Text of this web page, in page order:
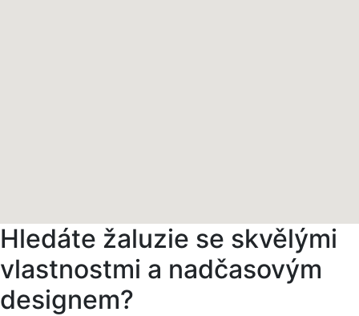
Hledáte žaluzie se skvělými
vlastnostmi a nadčasovým
designem?